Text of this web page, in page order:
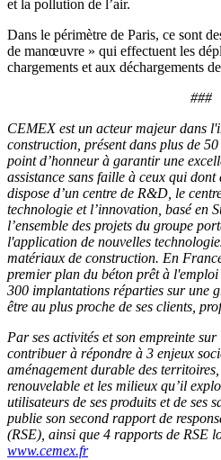
et la pollution de l’air.
Dans le périmètre de Paris, ce sont
de manœuvre » qui effectuent les
chargements et aux déchargements
###
CEMEX est un acteur majeur dans
construction, présent dans plus de
point d’honneur à garantir une
assistance sans faille à ceux qui
dispose d’un centre de R&D, le
technologie et l’innovation, basé en
l’ensemble des projets du groupe
l'application de nouvelles
matériaux de construction. En
premier plan du béton prêt à
300 implantations réparties sur une
être au plus proche de ses clients,
Par ses activités et son empreinte
contribuer à répondre à 3 enjeux
aménagement durable des
renouvelable et les milieux qu’il
utilisateurs de ses produits et de ses
publie son second rapport de
(RSE), ainsi que 4 rapports de RSE
www.cemex.fr